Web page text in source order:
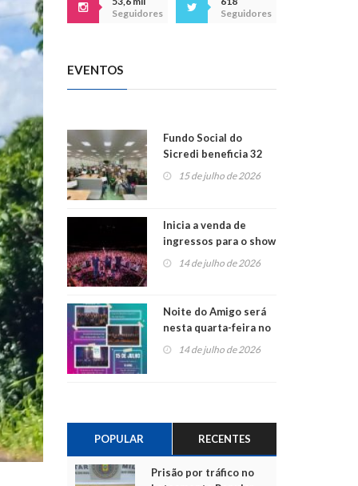
Seguidores
Seguidores
EVENTOS
Fundo Social do
Sicredi beneficia 32
projetos em
15 de julho de 2026
Inicia a venda de
ingressos para o show
do Jota Quest nos 45
anos da Sicredi Ouro
14 de julho de 2026
Noite do Amigo será
nesta quarta-feira no
Centro de Cultura de
14 de julho de 2026
POPULAR RECENTES
Prisão por tráfico no